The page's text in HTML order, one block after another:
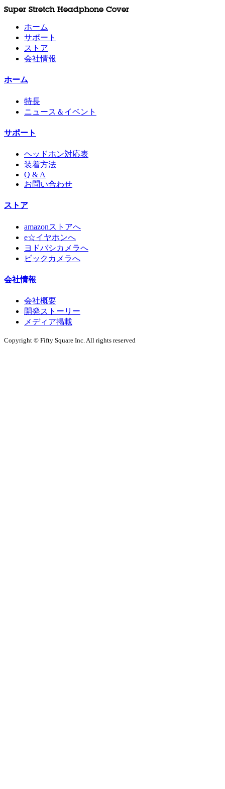
Super Stretch Headphone Cover
ホーム
サポート
ストア
会社情報
ホーム
特長
ニュース＆イベント
サポート
ヘッドホン対応表
装着方法
Q & A
お問い合わせ
ストア
amazonストアへ
e☆イヤホンへ
ヨドバシカメラへ
ビックカメラへ
会社情報
会社概要
開発ストーリー
メディア掲載
Copyright © Fifty Square Inc. All rights reserved